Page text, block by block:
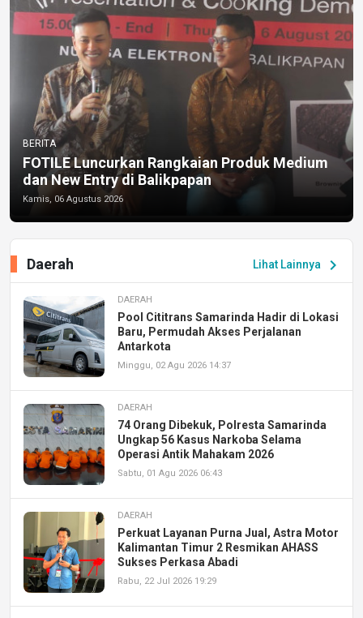
BERITA
FOTILE Luncurkan Rangkaian Produk Medium
dan New Entry di Balikpapan
Kamis, 06 Agustus 2026
Lihat Lainnya chevron_right
Daerah
DAERAH
Pool Cititrans Samarinda Hadir di Lokasi
Baru, Permudah Akses Perjalanan
Antarkota
Minggu, 02 Agu 2026 14:37
DAERAH
74 Orang Dibekuk, Polresta Samarinda
Ungkap 56 Kasus Narkoba Selama
Operasi Antik Mahakam 2026
Sabtu, 01 Agu 2026 06:43
DAERAH
Perkuat Layanan Purna Jual, Astra Motor
Kalimantan Timur 2 Resmikan AHASS
Sukses Perkasa Abadi
Rabu, 22 Jul 2026 19:29